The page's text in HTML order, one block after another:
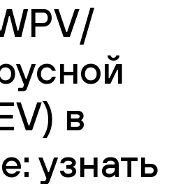
в
узнать